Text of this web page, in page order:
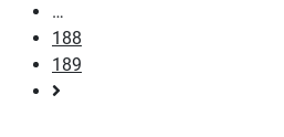
…
188
189